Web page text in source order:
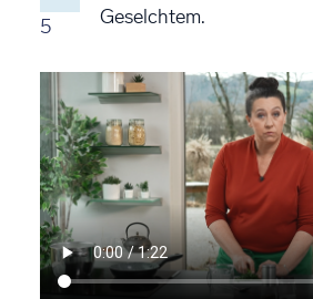
5
Geselchtem.